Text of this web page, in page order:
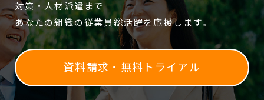
対策・人材派遣まで
あなたの組織の従業員総活躍を応援します。
資料請求・無料トライアル